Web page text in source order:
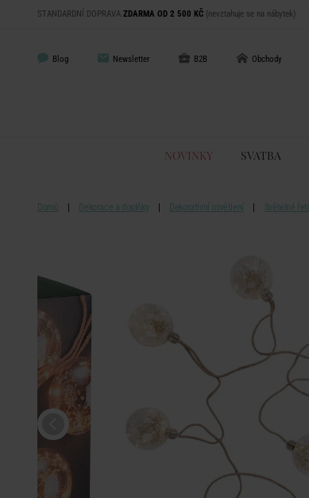
STANDARDNÍ DOPRAVA ZDARMA OD 2 500 KČ (nevztahuje se na nábytek)
Blog Newsletter B2B Obchody
NOVINKY SVATBA
Domů Dekorace a doplňky Dekorativní osvětlení Světelné